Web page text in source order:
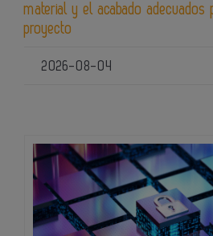
material y el acabado adecuados
proyecto
2026-08-04